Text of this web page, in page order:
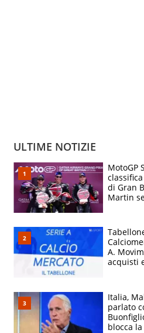
ULTIME NOTIZIE
MotoGP
di Gran
Martin
A.
acquisti
Italia,
parlato
blocca la